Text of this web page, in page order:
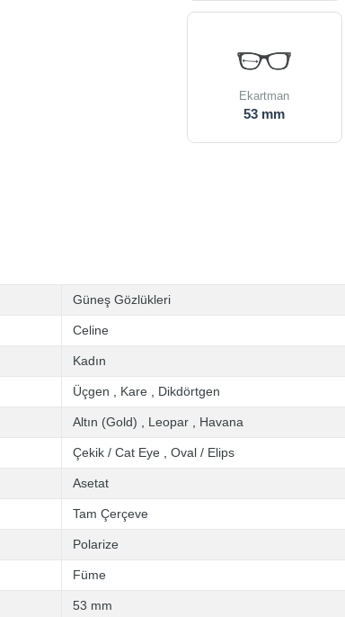
Ekartman
53 mm
Güneş Gözlükleri
Celine
Kadın
Üçgen Kare Dikdörtgen
Altın (Gold) Leopar Havana
Çekik / Cat Eye Oval / Elips
Asetat
Tam Çerçeve
Polarize
Füme
53 mm